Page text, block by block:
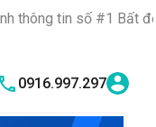
#1 Bất động sản
0916.997.297